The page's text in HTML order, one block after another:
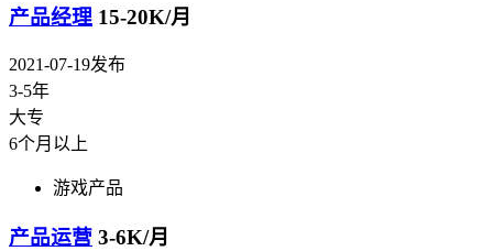
产品经理 15-20K/月
2021-07-19发布
3-5年
大专
6个月以上
游戏产品
产品运营 3-6K/月